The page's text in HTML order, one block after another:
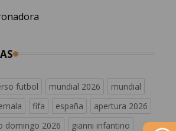
futbol mundial 2026
mundial
fifa españa
apertura 2026
domingo 2026
gianni infantino